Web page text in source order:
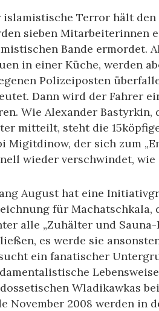
islamistische Terror hält den
sieben Mitarbeiterinnen
Bande ermordet.
in einer Küche, werden
Polizeiposten
Dann wird der Fahrer
Wie Alexander
mitteilt, steht die
Migitdinow, der sich zum
wieder verschwindet,
August hat eine
für Machatschkala,
alle „Zuhälter und
es werde sie
ein fanatischer
Wladikawkas
November 2008 werden in